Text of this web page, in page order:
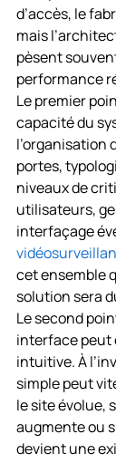
d’accès, le
mais
pèsent
performance
Le premier
capacité du
l’organisation
portes,
niveaux de
utilisateurs,
interfaçage
cet ensemble
solution sera
Le second
interface peut
intuitive. À
simple peut
le site évolue,
augmente ou
devient une